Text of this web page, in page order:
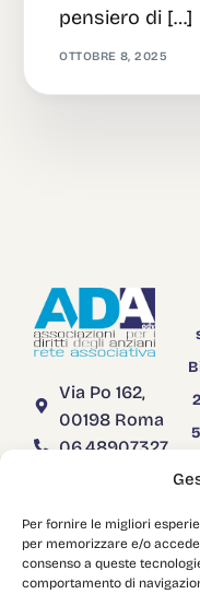
Per fornire le migliori
per memorizzare e/o
consenso a queste
comportamento di
pensiero di […]
OTTOBRE 8, 2025
Via Po 162,
00198 Roma
06.48907327
C.F.
03958751004